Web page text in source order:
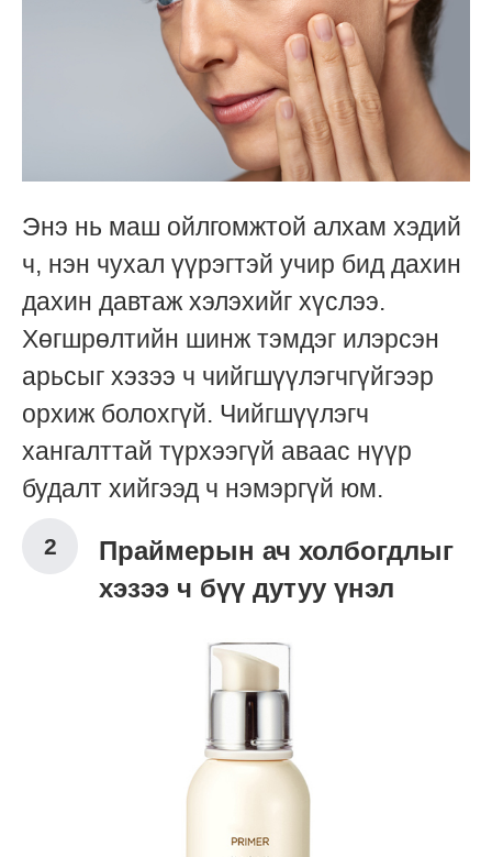
Энэ нь маш ойлгомжтой алхам хэдий
ч, нэн чухал үүрэгтэй учир бид дахин
дахин давтаж хэлэхийг хүслээ.
Хөгшрөлтийн шинж тэмдэг илэрсэн
арьсыг хэзээ ч чийгшүүлэгчгүйгээр
орхиж болохгүй. Чийгшүүлэгч
хангалттай түрхээгүй аваас нүүр
будалт хийгээд ч нэмэргүй юм.
Праймерын ач холбогдлыг
хэзээ ч бүү дутуу үнэл